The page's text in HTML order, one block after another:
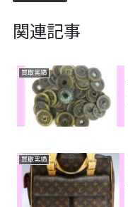
関連記事
買取実績
買取実績